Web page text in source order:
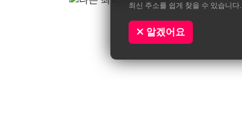
최신 주소를 쉽게 찾을 수 있습니다.
알겠어요